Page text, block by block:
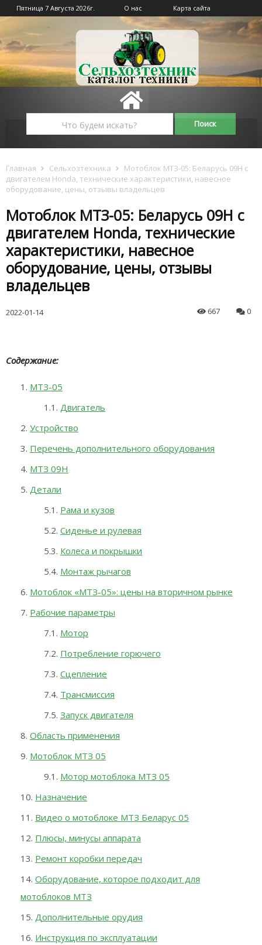
Пятница 7 Августа 2026г. О нас Карта сайта
Главная Сельхозтехника
Мотоблок МТЗ-05: Беларусь 09Н с
двигателем Honda, технические характеристики, навесное
оборудование, цены, отзывы владельцев
Мотоблок МТЗ-05: Беларусь 09Н с
двигателем Honda, технические
характеристики, навесное
оборудование, цены, отзывы
владельцев
2022-01-14 667 0
Содержание:
МТЗ-05
Двигатель
Устройство
Перечень дополнительного оборудования
МТЗ 09Н
Детали
Рама и кузов
Сиденье и рулевая
Колеса и покрышки
Монтаж рычагов
Мотоблок «МТЗ-05»: цены на вторичном рынке
Рабочие параметры
Мотор
Потребление горючего
Сцепление
Трансмиссия
Запуск двигателя
Область применения
Мотоблок МТЗ 05
Мотор мотоблока МТЗ 05
Назначение
Видео о мотоблоке МТЗ Беларус 05
Плюсы, минусы аппарата
Ремонт коробки передач
Оборудование, которое подходит для
мотоблоков МТЗ
Дополнительные орудия
Инструкция по эксплуатации